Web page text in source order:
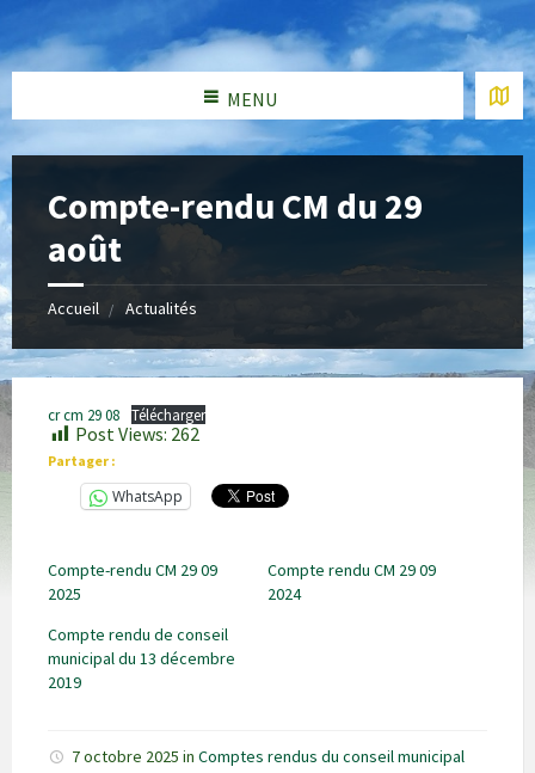
MENU
Compte-rendu CM du 29
août
Accueil Actualités
cr cm 29 08 Télécharger
Post Views: 262
Partager :
WhatsApp
Compte-rendu CM 29 09
2025
Compte rendu CM 29 09
2024
Compte rendu de conseil
municipal du 13 décembre
2019
7 octobre 2025 in Comptes rendus du conseil municipal